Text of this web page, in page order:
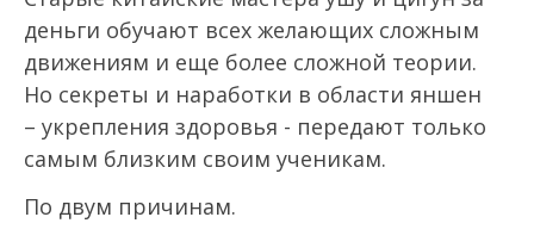
деньги обучают всех желающих сложным
движениям и еще более сложной теории.
Но секреты и наработки в области яншен
– укрепления здоровья - передают только
самым близким своим ученикам.
По двум причинам.